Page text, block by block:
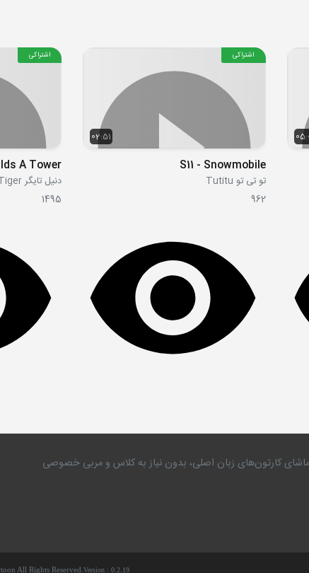
02:51
اشتراکی
S11 - Snowmobile
تو تی تو Tutitu
962
اشتراکی
دنیل تایگر Daniel Tiger
1495
کارتون‌های زبان اصلی، بدون نیاز به کلاس و مربی خصوصی
All Rights Reserved. Version : 0.2.19